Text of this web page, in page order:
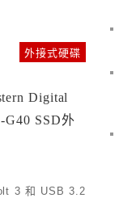
外接式硬碟
Digital
G40 SSD外
3 和 USB 3.2